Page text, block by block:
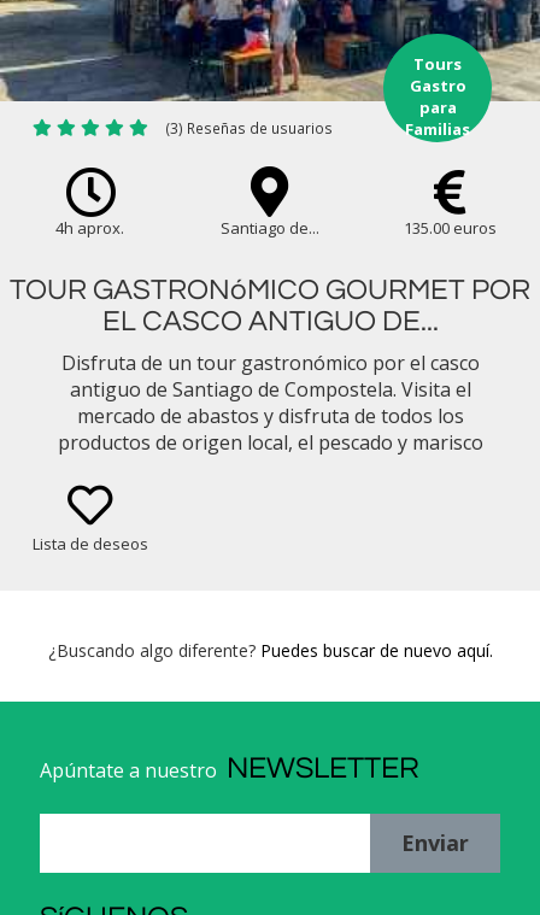
(3) Reseñas de usuarios
Tours
Gastro
para
Familias
4h aprox. Santiago de... 135.00 euros
TOUR GASTRONóMICO GOURMET POR
EL CASCO ANTIGUO DE...
Disfruta de un tour gastronómico por el casco
antiguo de Santiago de Compostela. Visita el
mercado de abastos y disfruta de todos los
productos de origen local, el pescado y marisco
verduras. Descubre las mejores paradas de tapas,
sumergiéndote en los sabores de la gastronomía
Lista de deseos
¿Buscando algo diferente? Puedes buscar de nuevo aquí.
Apúntate a nuestro NEWSLETTER
Enviar